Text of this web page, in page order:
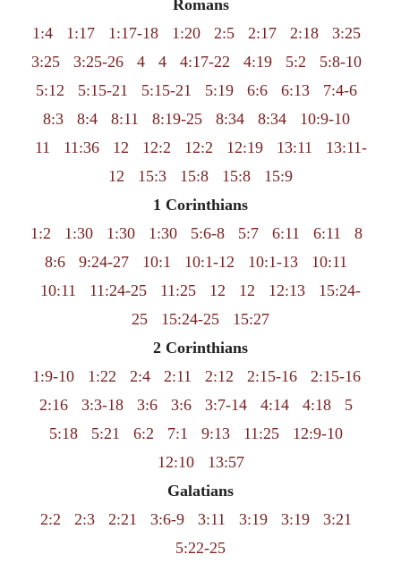
Romans
1:4
1:17 1:17-18 1:20 2:5 2:17 2:18
3:25
3:25
3:25-26 4 4 4:17-22 4:19 5:2
5:8-10
5:12
5:15-21 5:15-21 5:19 6:6 6:13
7:4-6
8:3
8:4 8:11 8:19-25 8:34 8:34
10:9-10
11
11:36 12 12:2 12:2 12:19 13:11
13:11-
12
15:3 15:8 15:8
15:9
1 Corinthians
1:2
1:30 1:30 1:30 5:6-8 5:7 6:11 6:11
8
8:6
9:24-27 10:1 10:1-12 10:1-13
10:11
10:11
11:24-25 11:25 12 12 12:13
15:24-
25
15:24-25
15:27
2 Corinthians
1:9-10
1:22 2:4 2:11 2:12 2:15-16
2:15-16
2:16
3:3-18 3:6 3:6 3:7-14 4:14 4:18
5
5:18
5:21 6:2 7:1 9:13 11:25
12:9-10
12:10
13:57
Galatians
2:2
2:3 2:21 3:6-9 3:11 3:19 3:19
3:21
5:22-25